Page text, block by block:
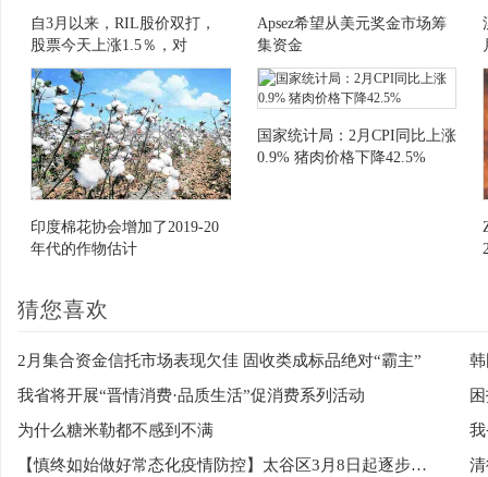
自3月以来，RIL股价双打，
股票今天上涨1.5％，对
JIOPLATFORMS的投资
Apsez希望从美元奖金市场筹
集资金
印度棉花协会增加了2019-20
年代的作物估计
国家统计局：2月CPI同比上涨
0.9% 猪肉价格下降42.5%
猜您喜欢
2月集合资金信托市场表现欠佳 固收类成标品绝对“霸主”
我省将开展“晋情消费·品质生活”促消费系列活动
为什么糖米勒都不感到不满
【慎终如始做好常态化疫情防控】太谷区3月8日起逐步有序恢复社会正常生产生活秩序